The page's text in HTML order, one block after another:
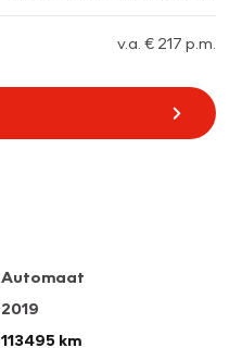
v.a. € 217 p.m.
Automaat
2019
113495 km